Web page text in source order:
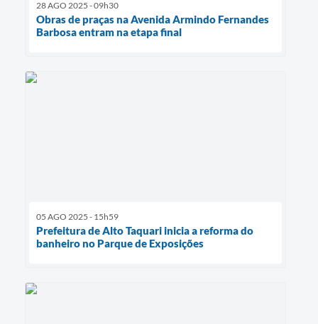
28 AGO 2025 - 09h30
Obras de praças na Avenida Armindo Fernandes
Barbosa entram na etapa final
05 AGO 2025 - 15h59
Prefeitura de Alto Taquari inicia a reforma do
banheiro no Parque de Exposições